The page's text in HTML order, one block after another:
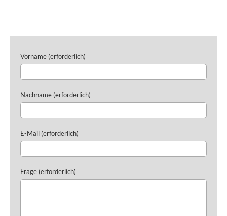
Vorname (erforderlich)
Nachname (erforderlich)
E-Mail (erforderlich)
Frage (erforderlich)